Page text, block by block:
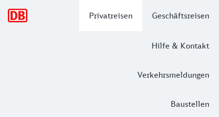
Privatreisen Geschäftsreisen
Hilfe & Kontakt
Verkehrsmeldungen
Baustellen